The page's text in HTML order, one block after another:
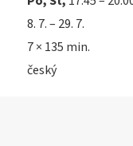
8. 7. – 29. 7.
7 × 135 min.
český